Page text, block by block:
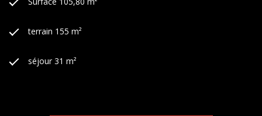
terrain 155 m²
séjour 31 m²